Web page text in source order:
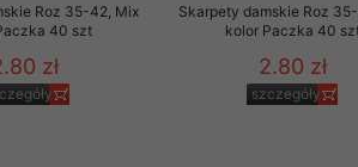
Roz 35-42, Mix
40 szt
zł
Skarpety damskie Roz
kolor Paczka 40
2.80 zł
szczegóły